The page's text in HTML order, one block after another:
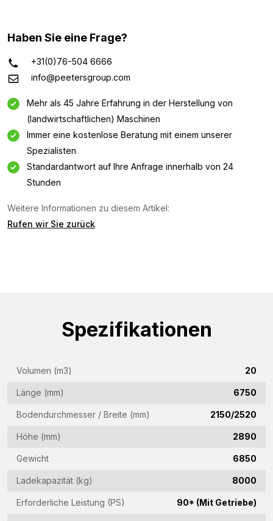
Haben Sie eine Frage?
+31(0)76-504 6666
info@peetersgroup.com
Mehr als 45 Jahre Erfahrung in der Herstellung von
(landwirtschaftlichen) Maschinen
Immer eine kostenlose Beratung mit einem unserer
Spezialisten
Standardantwort auf Ihre Anfrage innerhalb von 24
Stunden
Weitere Informationen zu diesem Artikel:
Rufen wir Sie zurück
Spezifikationen
Volumen (m3) 20
Länge (mm) 6750
Bodendurchmesser / Breite (mm) 2150/2520
Höhe (mm) 2890
Gewicht 6850
Ladekapazität (kg) 8000
Erforderliche Leistung (PS) 90* (Mit Getriebe)
Informationsanfrage
über dieses Formular.
Adresse
Telefon
(Required)
Land
(Required)
Woonplaats